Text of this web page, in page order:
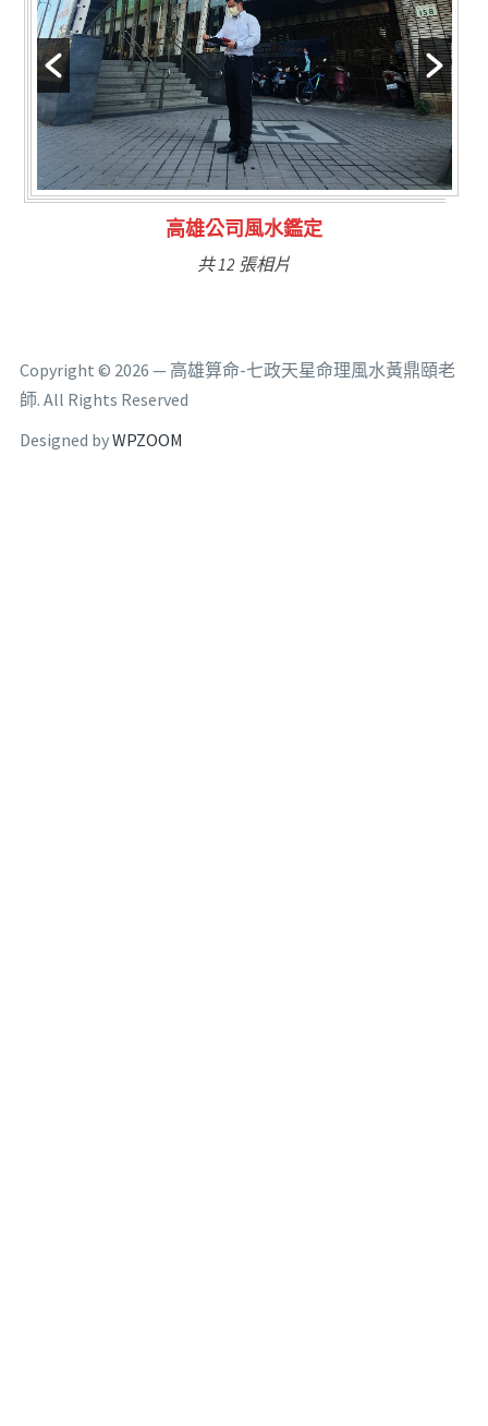
林氏福主量子生基造命
共 6 張相片
Copyright © 2026 — 高雄算命-七政天星命理風水黃鼎頤老
師. All Rights Reserved
Designed byWPZOOM